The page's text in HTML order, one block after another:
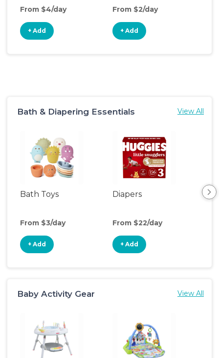
From $4/day
+ Add
From $2/day
+ Add
Bath & Diapering Essentials View All
Bath Toys
From $3/day
+ Add
Diapers
From $22/day
+ Add
Baby Activity Gear View All